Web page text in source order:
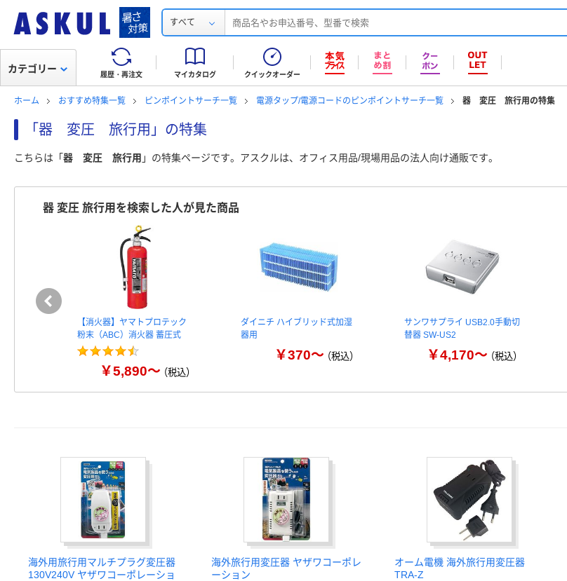
すべて
履歴・再注文 マイカタログ クイックオーダー
カテゴリー
ホーム おすすめ特集一覧 ピンポイントサーチ一覧 電源タップ/電源コードのピンポイントサーチ一覧 器 変圧 旅行用の特集
「器 変圧 旅行用」の特集
こちらは「器 変圧 旅行用 」の特集ページです。アスクルは、オフィス用品/現場用品の法人向け通販です。
器 変圧 旅行用を検索した人が見た商品
【消火器】ヤマトプロテック
粉末（ABC）消火器 蓄圧式
￥5,890～（税込）
ダイニチ ハイブリッド式加湿
器用
￥370～（税込）
サンワサプライ USB2.0手動切
替器 SW-US2
￥4,170～（税込）
海外用旅行用マルチプラグ変圧器
130V240V ヤザワコーポレーショ
海外旅行用変圧器 ヤザワコーポレ
ーション
オーム電機 海外旅行用変圧器
TRA-Z